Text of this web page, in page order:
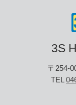
3S
〒254-
TEL